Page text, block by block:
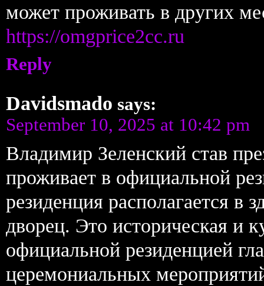
может проживать в других
https://omgprice2cc.ru
Reply
Davidsmado says:
September 10, 2025 at 10:42 pm
Владимир Зеленский став
проживает в официальной
резиденция располагается в
дворец. Это историческая и
официальной резиденцией
церемониальных